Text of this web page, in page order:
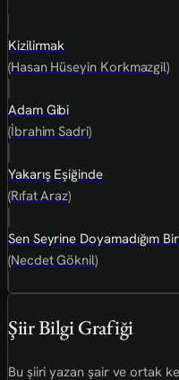
Kizilirmak
(Hasan Hüseyin Korkmazgil)
Adam Gibi
(İbrahim Sadri)
Yakarış Eşiğinde
(Rıfat Araz)
Sen Seyrine Doyamadığım
(Necdet Göknil)
Şiir Bilgi Grafiği
Bu şiiri yazan şair ve ortak